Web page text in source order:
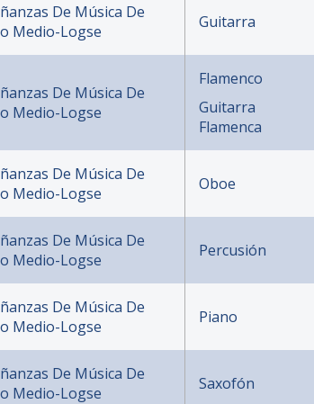
De Música De
Medio-Logse
Guitarra
De Música De
Medio-Logse
Flamenco
Guitarra
Flamenca
De Música De
Medio-Logse
Oboe
De Música De
Medio-Logse
Percusión
De Música De
Medio-Logse
Piano
De Música De
Medio-Logse
Saxofón